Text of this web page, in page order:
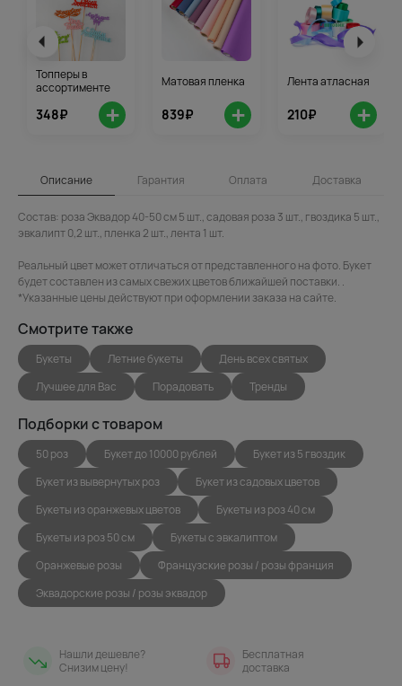
Топперы в
ассортименте
348₽ +
Матовая пленка
839₽ +
Лента атласная
210₽ +
Описание Гарантия Оплата Доставка
Состав: роза Эквадор 40-50 см 5 шт., садовая роза 3 шт., гвоздика 5 шт.,
эвкалипт 0,2 шт., пленка 2 шт., лента 1 шт.
Реальный цвет может отличаться от представленного на фото. Букет
будет составлен из самых свежих цветов ближайшей поставки. .
*Указанные цены действуют при оформлении заказа на сайте.
Смотрите также
Букеты Летние букеты
День всех святых
Лучшее для Вас
Порадовать Тренды
Подборки с товаром
50 роз Букет до 10000 рублей
Букет из 5 гвоздик
Букет из вывернутых роз
Букет из садовых цветов
Букеты из оранжевых цветов
Букеты из роз 40 см
Букеты из роз 50 см
Букеты с эвкалиптом
Оранжевые розы
Французские розы / розы франция
Эквадорские розы / розы эквадор
Нашли дешевле?
Снизим цену!
Бесплатная
доставка